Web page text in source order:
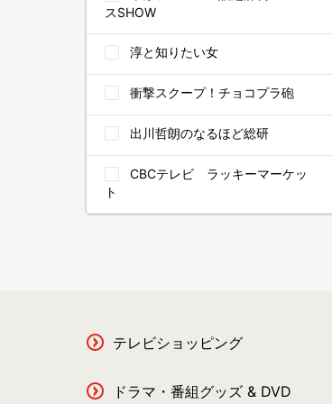
スSHOW
淳と知りたい女
衝撃スクープ！チョコプラ砲
出川哲朗のなるほど総研
CBCテレビ ラッキーマーケッ
ト
テレビショッピング
ドラマ・番組グッズ & DVD